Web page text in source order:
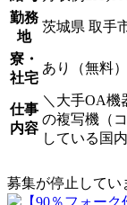
勤務
地
茨城県 取手
寮・
社宅
あり（無料）
仕事
内容
＼大手OA機
の複写機（
している国
募集が停止してい